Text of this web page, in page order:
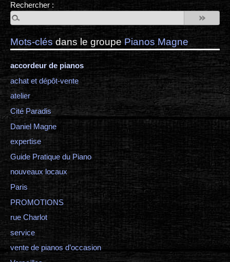
Rechercher :
Mots-clésdans le groupe Pianos Magne
accordeur de pianos
achat et dépôt-vente
atelier
Cité Paradis
Daniel Magne
expertise
Guide Pratique du Piano
nouveaux locaux
Paris
PROMOTIONS
rue Charlot
service
vente de pianos d’occasion